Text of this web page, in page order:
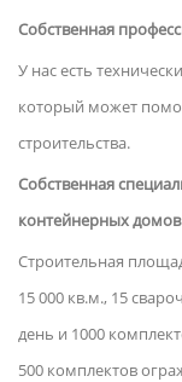
Собственная
У нас есть
который может
строительства.
Собственная
контейнерных домов
Строительная
15 000 кв.м., 15
день и 1000
500 комплектов